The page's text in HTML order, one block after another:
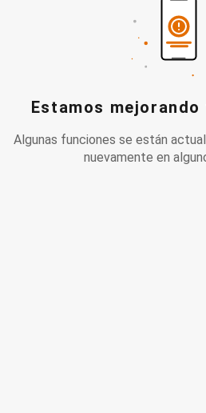
Estamos
Algunas funciones se están
nuevamente en